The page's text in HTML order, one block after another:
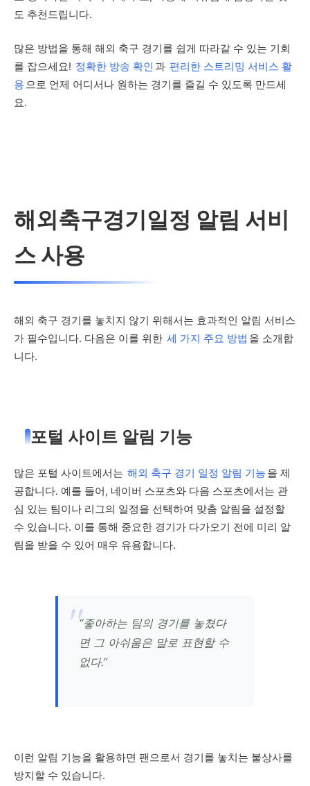
도 추천드립니다.
많은 방법을 통해 해외 축구 경기를 쉽게 따라갈 수 있는 기회
를 잡으세요! 정확한 방송 확인 과 편리한 스트리밍 서비스 활
용 으로 언제 어디서나 원하는 경기를 즐길 수 있도록 만드세
요.
해외축구경기일정 알림 서비
스 사용
해외 축구 경기를 놓치지 않기 위해서는 효과적인 알림 서비스
가 필수입니다. 다음은 이를 위한 세 가지 주요 방법 을 소개합
니다.
포털 사이트 알림 기능
많은 포털 사이트에서는 해외 축구 경기 일정 알림 기능 을 제
공합니다. 예를 들어, 네이버 스포츠와 다음 스포츠에서는 관
심 있는 팀이나 리그의 일정을 선택하여 맞춤 알림을 설정할
수 있습니다. 이를 통해 중요한 경기가 다가오기 전에 미리 알
림을 받을 수 있어 매우 유용합니다.
“좋아하는 팀의 경기를 놓쳤다
면 그 아쉬움은 말로 표현할 수
없다.”
이런 알림 기능을 활용하면 팬으로서 경기를 놓치는 불상사를
방지할 수 있습니다.